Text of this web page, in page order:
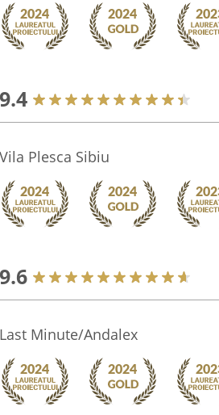
9.4
Vila Plesca Sibiu
9.6
Last Minute/Andalex